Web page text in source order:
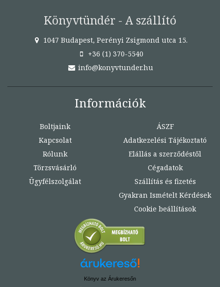
Könyvtündér - A szállító
1047 Budapest, Perényi Zsigmond utca 15.
+36 (1) 370-5540
info@konyvtunder.hu
Információk
Boltjaink
Kapcsolat
Rólunk
Törzsvásárló
Ügyfélszolgálat
ÁSZF
Adatkezelési Tájékoztató
Elállás a szerződéstől
Cégadatok
Szállítás és fizetés
Gyakran Ismételt Kérdések
Cookie beállítások
Könyv az Árukeresőn